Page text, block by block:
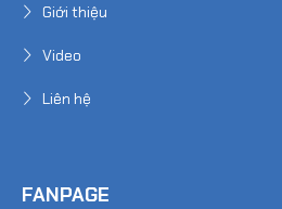
Giới thiệu
Video
Liên hệ
FANPAGE